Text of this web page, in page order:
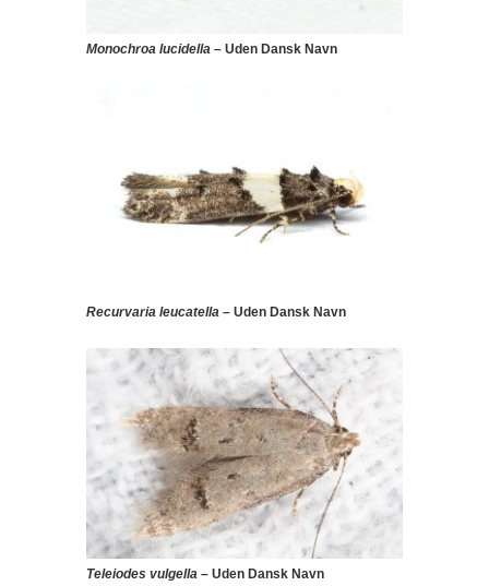
Monochroa lucidella – Uden Dansk Navn
Recurvaria leucatella – Uden Dansk Navn
Teleiodes vulgella – Uden Dansk Navn